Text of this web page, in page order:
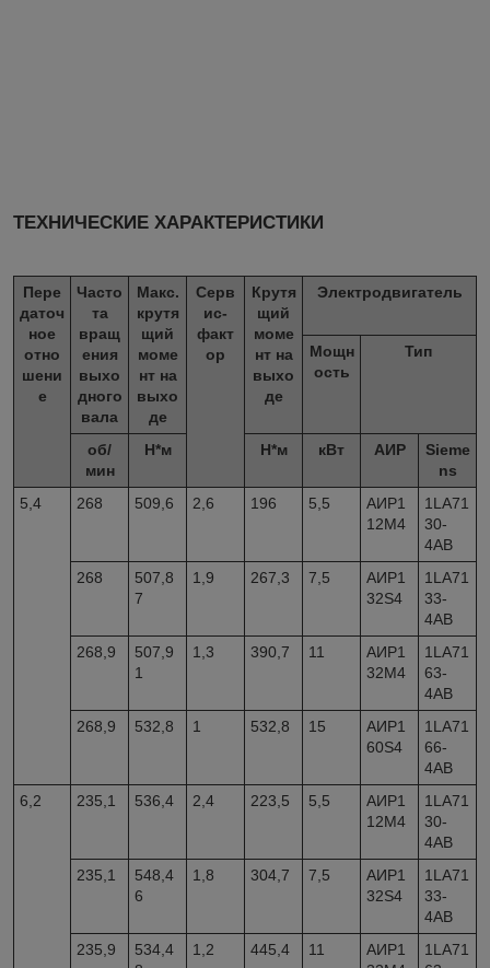
ТЕХНИЧЕСКИЕ ХАРАКТЕРИСТИКИ
Пере
даточ
ное
отно
шени
е
Часто
та
вращ
ения
выхо
дного
вала
Макс.
крутя
щий
моме
нт на
выхо
де
Серв
ис-
факт
ор
Крутя
щий
моме
нт на
выхо
де
Электродвигатель
Мощн
ость
Тип
об/
мин
Н*м Н*м кВт АИР
Sieme
ns
5,4
268 509,6 2,6 196 5,5
АИР1
12M4
1LA71
30-
4AB
268
507,8
7
1,9 267,3 7,5
АИР1
32S4
1LA71
33-
4AB
268,9
507,9
1
1,3 390,7 11
АИР1
32M4
1LA71
63-
4AB
268,9
532,8 1 532,8 15
АИР1
60S4
1LA71
66-
4AB
6,2
235,1 536,4 2,4 223,5 5,5
АИР1
12M4
1LA71
30-
4AB
235,1
548,4
6
1,8 304,7 7,5
АИР1
32S4
1LA71
33-
4AB
235,9
534,4
1,2 445,4 11
АИР1
1LA71